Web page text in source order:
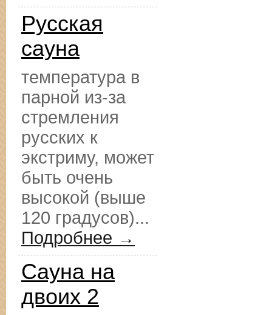
Русская
сауна
температура в
парной из-за
стремления
русских к
экстриму, может
быть очень
высокой (выше
120 градусов)...
Подробнее →
Сауна на
двоих 2